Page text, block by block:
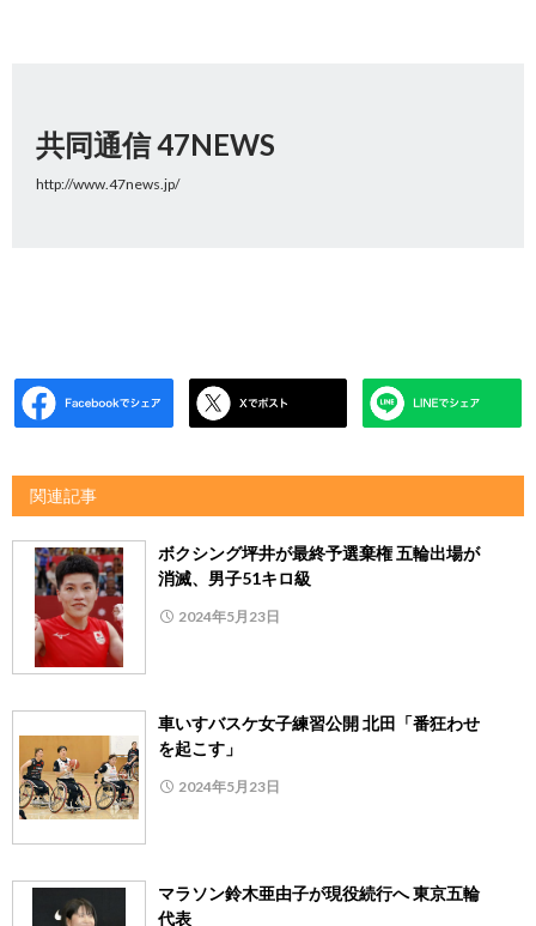
共同通信 47NEWS
http://www.47news.jp/
関連記事
ボクシング坪井が最終予選棄権 五輪出場が
消滅、男子51キロ級
2024年5月23日
車いすバスケ女子練習公開 北田「番狂わせ
を起こす」
2024年5月23日
マラソン鈴木亜由子が現役続行へ 東京五輪
代表